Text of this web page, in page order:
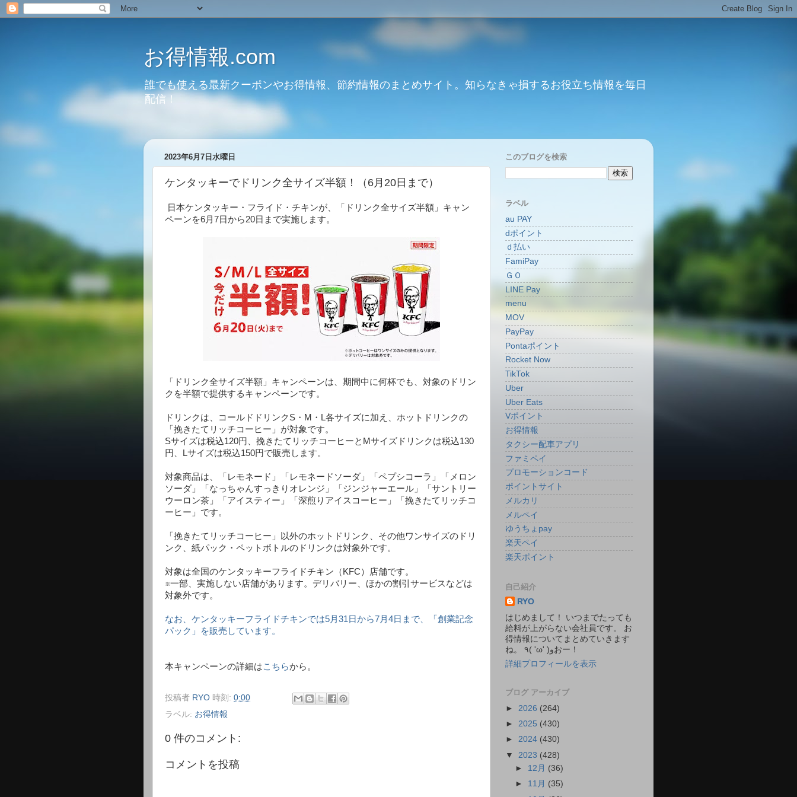
お得情報.com
誰でも使える最新クーポンやお得情報、節約情報のまとめサイト。知らなきゃ損するお役立ち情報を毎日
配信！
2023年6月7日水曜日
ケンタッキーでドリンク全サイズ半額！（6月20日まで）
日本ケンタッキー・フライド・チキンが、「ドリンク全サイズ半額」キャン
ペーンを6月7日から20日まで実施します。
「ドリンク全サイズ半額」キャンペーンは、期間中に何杯でも、対象のドリン
クを半額で提供するキャンペーンです。
ドリンクは、コールドドリンクS・M・L各サイズに加え、ホットドリンクの
「挽きたてリッチコーヒー」が対象です。
Sサイズは税込120円、挽きたてリッチコーヒーとMサイズドリンクは税込130
円、Lサイズは税込150円で販売します。
対象商品は、「レモネード」「レモネードソーダ」「ペプシコーラ」「メロン
ソーダ」「なっちゃんすっきりオレンジ」「ジンジャーエール」「サントリー
ウーロン茶」「アイスティー」「深煎りアイスコーヒー」「挽きたてリッチコ
ーヒー」です。
「挽きたてリッチコーヒー」以外のホットドリンク、その他ワンサイズのドリ
ンク、紙パック・ペットボトルのドリンクは対象外です。
対象は全国のケンタッキーフライドチキン（KFC）店舗です。
※一部、実施しない店舗があります。デリバリー、ほかの割引サービスなどは
対象外です。
なお、ケンタッキーフライドチキンでは5月31日から7月4日まで、「創業記念
パック」を販売しています。
本キャンペーンの詳細はこちらから。
投稿者 RYO 時刻: 0:00
ラベル: お得情報
0 件のコメント:
コメントを投稿
このブログを検索
ラベル
au PAY
dポイント
ｄ払い
FamiPay
ＧＯ
LINE Pay
menu
MOV
PayPay
Pontaポイント
Rocket Now
TikTok
Uber
Uber Eats
Vポイント
お得情報
タクシー配車アプリ
ファミペイ
プロモーションコード
ポイントサイト
メルカリ
メルペイ
ゆうちょpay
楽天ペイ
楽天ポイント
自己紹介
RYO
はじめまして！ いつまでたっても
給料が上がらない会社員です。 お
得情報についてまとめていきます
ね。 ٩( 'ω' )وおー！
詳細プロフィールを表示
ブログ アーカイブ
► 2026 (264)
► 2025 (430)
► 2024 (430)
▼ 2023 (428)
► 12月 (36)
► 11月 (35)